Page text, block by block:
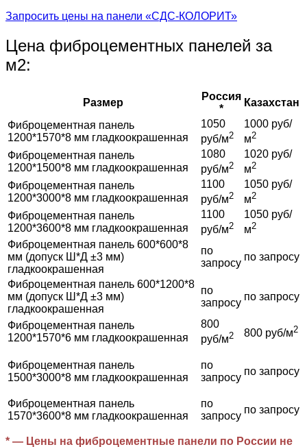
Запросить цены на панели «СДС-КОЛОРИТ»
Цена фиброцементных панелей за
м2:
Размер
Россия
*
Казахстан
Фиброцементная панель
1200*1570*8 мм гладкоокрашенная
1050
руб/м2
1000 руб/
м2
Фиброцементная панель
1200*1500*8 мм гладкоокрашенная
1080
руб/м2
1020 руб/
м2
Фиброцементная панель
1200*3000*8 мм гладкоокрашенная
1100
руб/м2
1050 руб/
м2
Фиброцементная панель
1200*3600*8 мм гладкоокрашенная
1100
руб/м2
1050 руб/
м2
Фиброцементная панель 600*600*8
мм (допуск Ш*Д ±3 мм)
гладкоокрашенная
по
запросу
по запросу
Фиброцементная панель 600*1200*8
мм (допуск Ш*Д ±3 мм)
гладкоокрашенная
по
запросу
по запросу
Фиброцементная панель
1200*1570*6 мм гладкоокрашенная
800
руб/м2 800 руб/м2
Фиброцементная панель
1500*3000*8 мм гладкоокрашенная
по
запросу
по запросу
Фиброцементная панель
1570*3600*8 мм гладкоокрашенная
по
запросу
по запросу
* — Цены на фиброцементные панели по России не